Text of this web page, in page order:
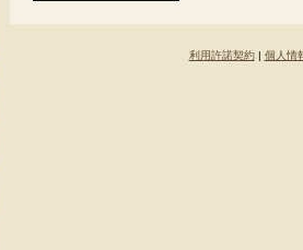
利用許諾契約| 個人情